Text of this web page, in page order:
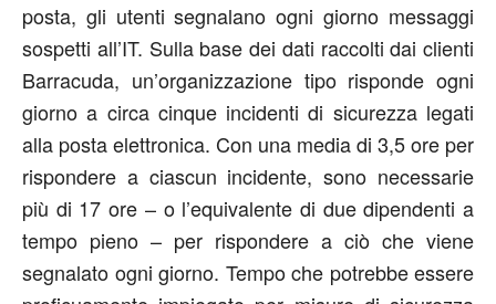
posta, gli utenti segnalano ogni giorno messaggi
sospetti all’IT. Sulla base dei dati raccolti dai clienti
Barracuda, un’organizzazione tipo risponde ogni
giorno a circa cinque incidenti di sicurezza legati
alla posta elettronica. Con una media di 3,5 ore per
rispondere a ciascun incidente, sono necessarie
più di 17 ore – o l’equivalente di due dipendenti a
tempo pieno – per rispondere a ciò che viene
segnalato ogni giorno. Tempo che potrebbe essere